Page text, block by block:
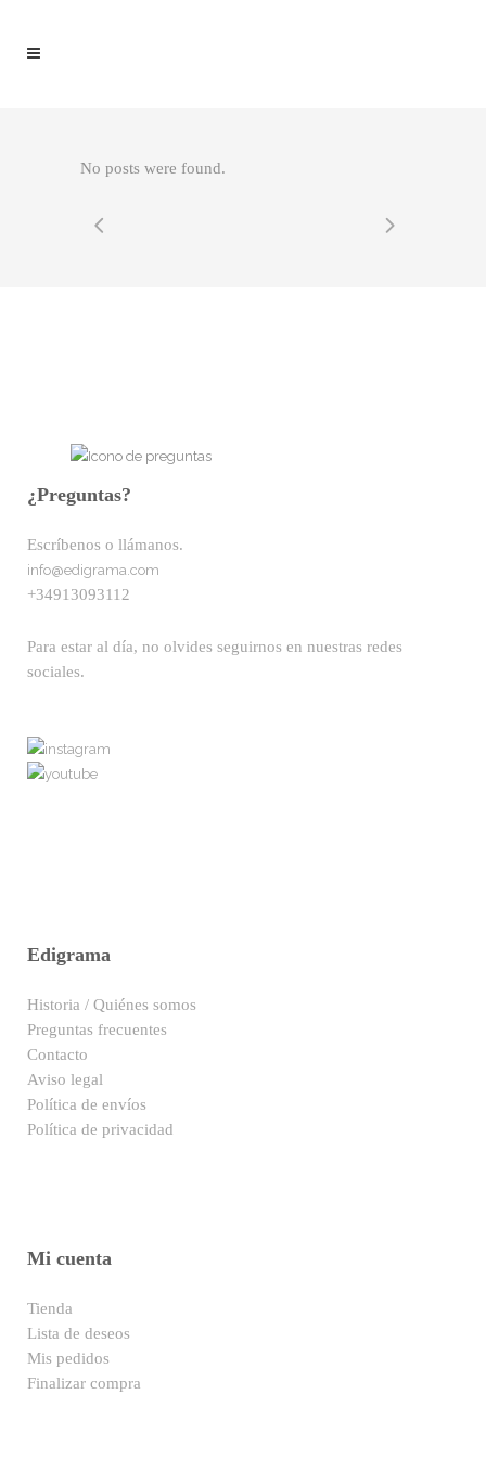
No posts were found.
¿Preguntas?
Escríbenos o llámanos.
info@edigrama.com
+34913093112
Para estar al día, no olvides seguirnos en nuestras redes
sociales.
Edigrama
Historia / Quiénes somos
Preguntas frecuentes
Contacto
Aviso legal
Política de envíos
Política de privacidad
Mi cuenta
Tienda
Lista de deseos
Mis pedidos
Finalizar compra